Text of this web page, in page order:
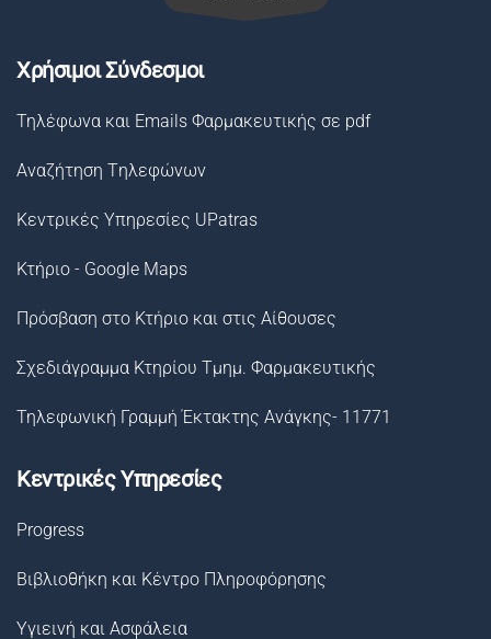
Χρήσιμοι Σύνδεσμοι
Τηλέφωνα και Emails Φαρμακευτικής σε pdf
Αναζήτηση Tηλεφώνων
Κεντρικές Υπηρεσίες UPatras
Κτήριο - Google Maps
Πρόσβαση στο Κτήριο και στις Αίθουσες
Σχεδιάγραμμα Κτηρίου Τμημ. Φαρμακευτικής
Τηλεφωνική Γραμμή Έκτακτης Ανάγκης- 11771
Κεντρικές Υπηρεσίες
Progress
Βιβλιοθήκη και Κέντρο Πληροφόρησης
Υγιεινή και Ασφάλεια